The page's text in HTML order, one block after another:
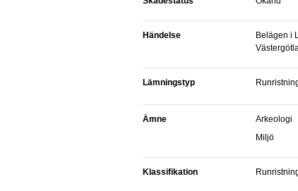
Händelse
Belägen i Leksberg, Mariestad,
Lämningstyp
Ämne
Arkeologi
Miljö
Klassifikation